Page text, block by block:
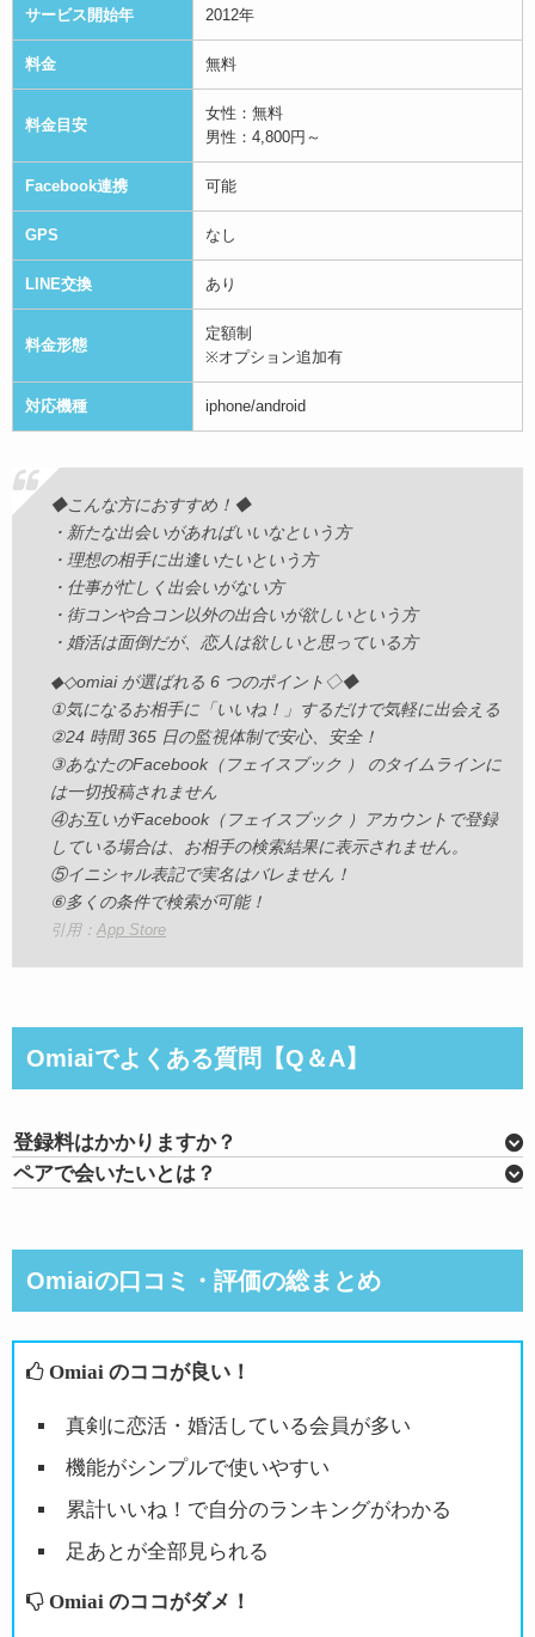
が好みである事の確率が圧倒的に高いです。
恋人探しアプリではありますが、婚活利用してい
る女性も多いです。
が増えたのが残念です。
1000aki 3
いいね！のランキングでテンションUP
2018年7月19日
Omiaiの機能の中でも気に入っているのが「いい
ね！」の累計がランキングになっていることで
す。
30代に入り昔ほど自分に自信が持てなくなりまし
たが、ランキングを見ることで「まだまだ捨てた
もんじゃない」と希望をもらえているような気持
になります。
自信が持てることでアプリを使わず、実生活での
出会いやそこからの発展も上手くいくようになり
ました。
NR 3
真面目な方が多いです
2018年6月21日
他にもマッチングアプリを使用しました
が、”Omiai”というアプリ名がキャッチーなことも
してパートナーを探している方が多い様に感じま
異性(男性)の層は使っていたとこと比較的30代の
方が多いイメージでした。
サービス開始年 2012年
料金 無料
料金目安
女性：無料
男性：4,800円～
Facebook連携 可能
GPS なし
LINE交換 あり
料金形態
定額制
※オプション追加有
対応機種 iphone/android
◆こんな方におすすめ！◆
・新たな出会いがあればいいなという方
・理想の相手に出逢いたいという方
・仕事が忙しく出会いがない方
・街コンや合コン以外の出合いが欲しいという方
・婚活は面倒だが、恋人は欲しいと思っている方
◆◇omiai が選ばれる 6 つのポイント◇◆
①気になるお相手に「いいね！」するだけで気軽に出会える
②24 時間 365 日の監視体制で安心、安全！
③あなたのFacebook（フェイスブック ） のタイムラインに
は一切投稿されません
④お互いがFacebook（フェイスブック ）アカウントで登録
している場合は、お相手の検索結果に表示されません。
⑤イニシャル表記で実名はバレません！
⑥多くの条件で検索が可能！
引用： App Store
Omiaiでよくある質問【Q＆A】
登録料はかかりますか？
ペアで会いたいとは？
Omiaiの口コミ・評価の総まとめ
Omiai のココが良い！
真剣に恋活・婚活している会員が多い
機能がシンプルで使いやすい
累計いいね！で自分のランキングがわかる
足あとが全部見られる
Omiai のココがダメ！